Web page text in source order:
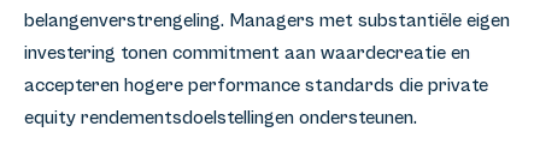
belangenverstrengeling. Managers met substantiële eigen
investering tonen commitment aan waardecreatie en
accepteren hogere performance standards die private
equity rendementsdoelstellingen ondersteunen.